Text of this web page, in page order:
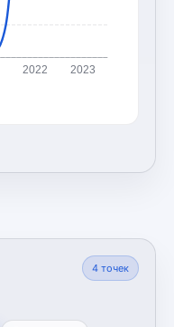
2022 2023
4точек